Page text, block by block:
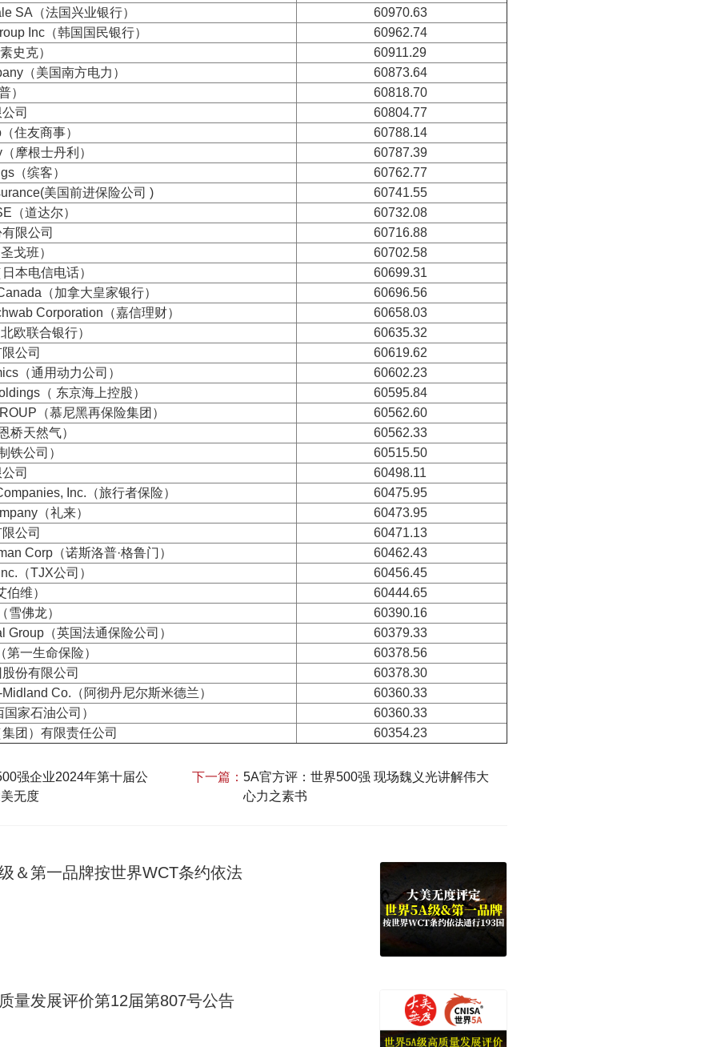
SA（法国兴业银行）
60970.63
Inc（韩国国民银行）
60962.74
史克）
60911.29
（美国南方电力）
60873.64
）
60818.70
司
60804.77
住友商事）
60788.14
摩根士丹利）
60787.39
（缤客）
60762.77
美国前进保险公司 )
60741.55
（道达尔）
60732.08
限公司
60716.88
戈班）
60702.58
本电信电话）
60699.31
（加拿大皇家银行）
60696.56
Corporation（嘉信理财）
60658.03
欧联合银行）
60635.32
公司
60619.62
（通用动力公司）
60602.23
（ 东京海上控股）
60595.84
（慕尼黑再保险集团）
60562.60
桥天然气）
60562.33
铁公司）
60515.50
司
60498.11
Inc.（旅行者保险）
60475.95
（礼来）
60473.95
公司
60471.13
Corp（诺斯洛普·格鲁门）
60462.43
（TJX公司）
60456.45
维）
60444.65
雪佛龙）
60390.16
Group（英国法通保险公司）
60379.33
一生命保险）
60378.56
份有限公司
60378.30
Co.（阿彻丹尼尔斯米德兰）
60360.33
家石油公司）
60360.33
团）有限责任公司
60354.23
强企业2024年第十届公
无度
下一篇：5A官方评：世界500强 现场魏义光讲解伟大
心力之素书
＆第一品牌按世界WCT条约依法
量发展评价第12届第807号公告